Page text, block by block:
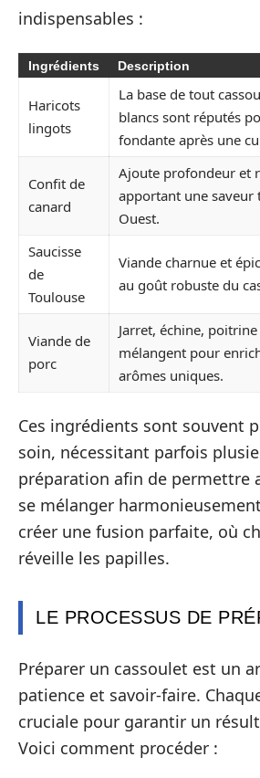
indispensables :
Ingrédients Description
Haricots
lingots
La base de tout
blancs sont réputés
fondante après une
Confit de
canard
Ajoute profondeur et
apportant une saveur
Ouest.
Saucisse
de
Toulouse
Viande charnue et
au goût robuste du
Viande de
porc
Jarret, échine,
mélangent pour
arômes uniques.
Ces ingrédients sont souvent
soin, nécessitant parfois
préparation afin de permettre
se mélanger
créer une fusion parfaite, où
réveille les papilles.
LE PROCESSUS DE
Préparer un cassoulet est un
patience et savoir-faire.
cruciale pour garantir un
Voici comment procéder :